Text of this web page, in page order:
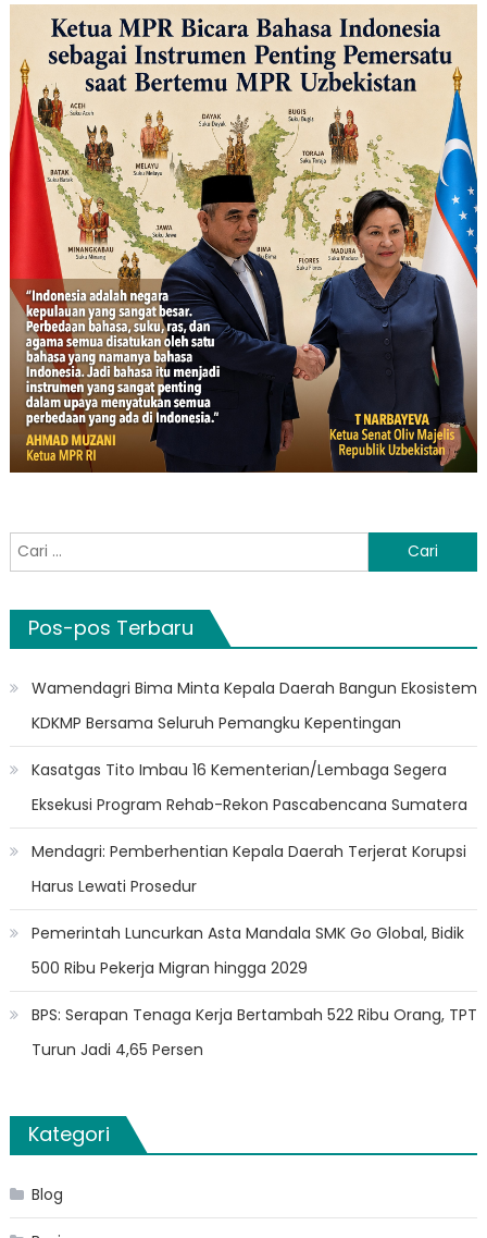
Cari
untuk:
Pos-pos Terbaru
Wamendagri Bima Minta Kepala Daerah Bangun Ekosistem
KDKMP Bersama Seluruh Pemangku Kepentingan
Kasatgas Tito Imbau 16 Kementerian/Lembaga Segera
Eksekusi Program Rehab-Rekon Pascabencana Sumatera
Mendagri: Pemberhentian Kepala Daerah Terjerat Korupsi
Harus Lewati Prosedur
Pemerintah Luncurkan Asta Mandala SMK Go Global, Bidik
500 Ribu Pekerja Migran hingga 2029
BPS: Serapan Tenaga Kerja Bertambah 522 Ribu Orang, TPT
Turun Jadi 4,65 Persen
Kategori
Blog